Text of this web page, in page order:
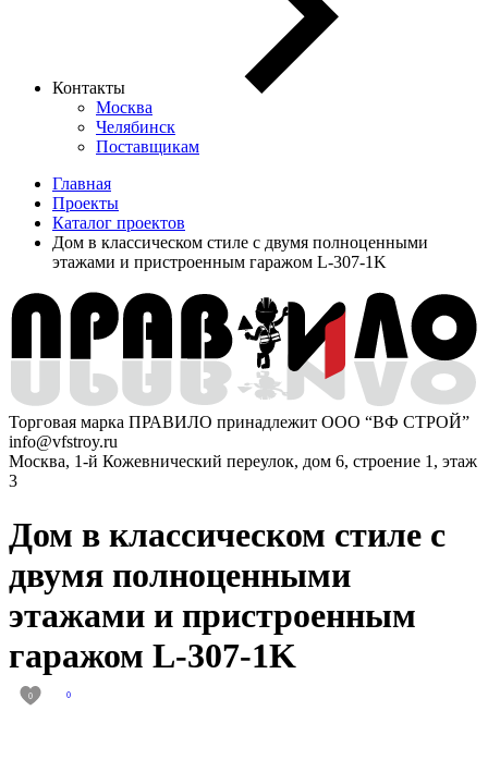
Контакты
Москва
Челябинск
Поставщикам
Главная
Проекты
Каталог проектов
Дом в классическом стиле с двумя полноценными
этажами и пристроенным гаражом L-307-1K
Торговая марка ПРАВИЛО принадлежит ООО “ВФ СТРОЙ”
info@vfstroy.ru
Москва, 1-й Кожевнический переулок, дом 6, строение 1, этаж
3
Дом в классическом стиле с
двумя полноценными
этажами и пристроенным
гаражом L-307-1K
0 0